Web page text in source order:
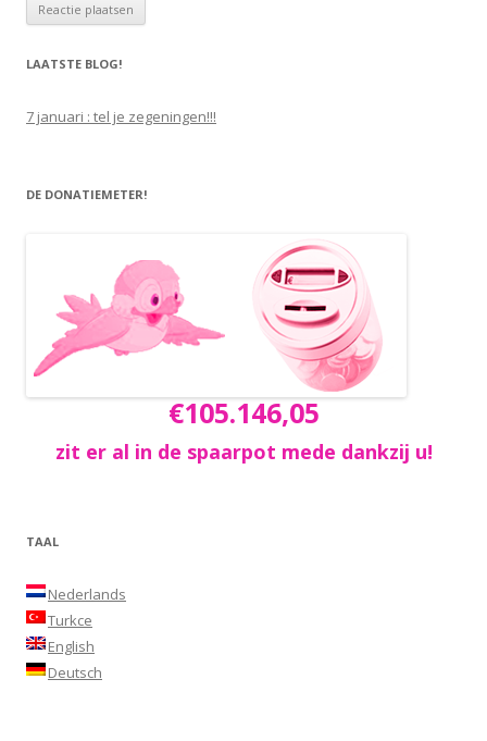
LAATSTE BLOG!
7 januari : tel je zegeningen!!!
DE DONATIEMETER!
€105.146,05
zit er al in de spaarpot mede dankzij u!
TAAL
Nederlands
Turkce
English
Deutsch